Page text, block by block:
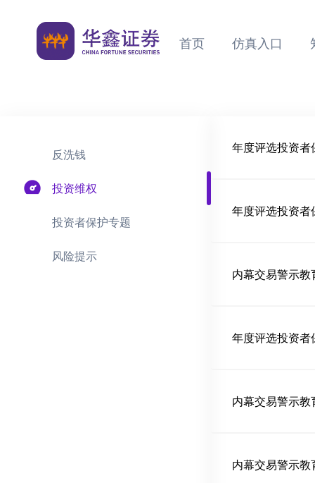
首页 仿真入口
反洗钱
投资维权
投资者保护专题
风险提示
内幕交易警示教
内幕交易警示教
内幕交易警示教